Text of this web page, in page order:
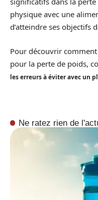
physique avec une
d’atteindre ses objectifs
Pour découvrir
pour la perte de poids,
les erreurs à éviter avec un
Ne ratez rien de